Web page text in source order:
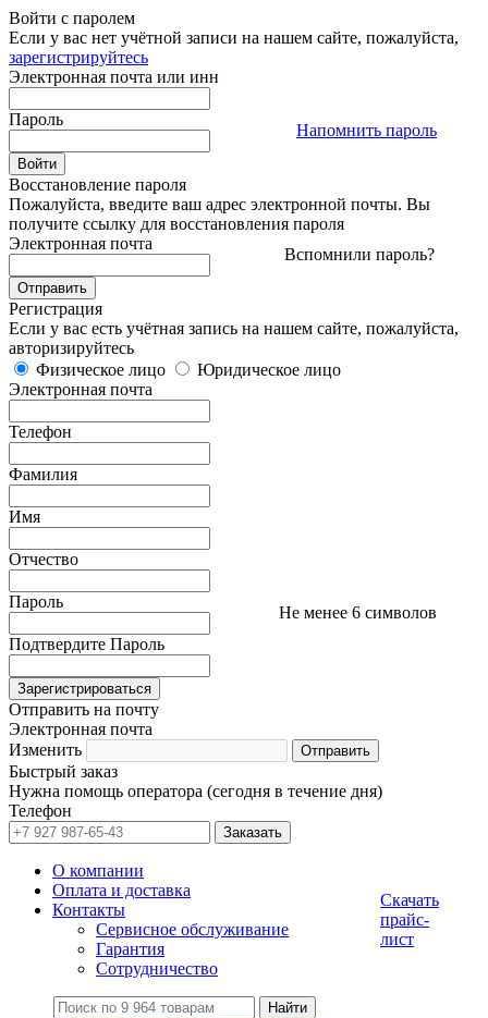
Войти с паролем
Если у вас нет учётной записи на нашем сайте, пожалуйста,
зарегистрируйтесь
Электронная почта или инн
Пароль
Напомнить пароль
Восстановление пароля
Пожалуйста, введите ваш адрес электронной почты. Вы
получите ссылку для восстановления пароля
Электронная почта
Вспомнили пароль?
Регистрация
Если у вас есть учётная запись на нашем сайте, пожалуйста,
авторизируйтесь
Физическое лицо
Юридическое лицо
Электронная почта
Телефон
Фамилия
Имя
Отчество
Пароль
Не менее 6 символов
Подтвердите Пароль
Отправить на почту
Электронная почта
Изменить
Быстрый заказ
Нужна помощь оператора (сегодня в течение дня)
Телефон
О компании
Оплата и доставка
Контакты
Сервисное обслуживание
Гарантия
Сотрудничество
Скачать
прайс-
лист